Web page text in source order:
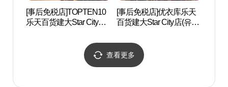
[事后免税店]TOPTEN10
乐天百货建大Star City店
[事后免税店]优衣库乐天
百货建大Star City店(유니
타시티점)
查看更多